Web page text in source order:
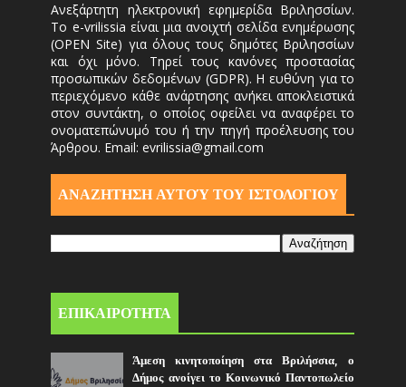
Ανεξάρτητη ηλεκτρονική εφημερίδα Βριλησσίων.
Το e-vrilissia είναι μια ανοιχτή σελίδα ενημέρωσης
(OPEN Site) για όλους τους δημότες Βριλησσίων
και όχι μόνο. Τηρεί τους κανόνες προστασίας
προσωπικών δεδομένων (GDPR). Η ευθύνη για το
περιεχόμενο κάθε ανάρτησης ανήκει αποκλειστικά
στον συντάκτη, ο οποίος οφείλει να αναφέρει το
ονοματεπώνυμό του ή την πηγή προέλευσης του
Άρθρου. Email: evrilissia@gmail.com
ΑΝΑΖΗΤΗΣΗ ΑΥΤΟΎ ΤΟΥ ΙΣΤΟΛΟΓΙΟΥ
ΕΠΙΚΑΙΡΟΤΗΤΑ
Άμεση κινητοποίηση στα Βριλήσσια, ο
Δήμος ανοίγει το Κοινωνικό Παντοπωλείο